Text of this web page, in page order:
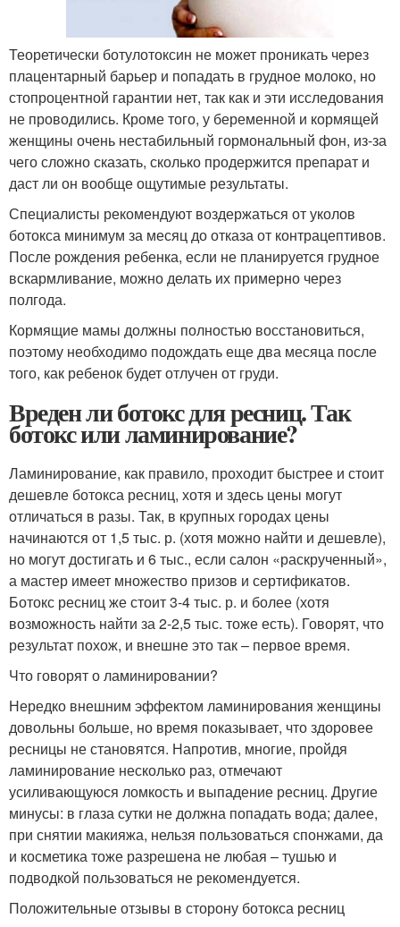
Теоретически ботулотоксин не может проникать через
плацентарный барьер и попадать в грудное молоко, но
стопроцентной гарантии нет, так как и эти исследования
не проводились. Кроме того, у беременной и кормящей
женщины очень нестабильный гормональный фон, из-за
чего сложно сказать, сколько продержится препарат и
даст ли он вообще ощутимые результаты.
Специалисты рекомендуют воздержаться от уколов
ботокса минимум за месяц до отказа от контрацептивов.
После рождения ребенка, если не планируется грудное
вскармливание, можно делать их примерно через
полгода.
Кормящие мамы должны полностью восстановиться,
поэтому необходимо подождать еще два месяца после
того, как ребенок будет отлучен от груди.
Вреден ли ботокс для ресниц. Так
ботокс или ламинирование?
Ламинирование, как правило, проходит быстрее и стоит
дешевле ботокса ресниц, хотя и здесь цены могут
отличаться в разы. Так, в крупных городах цены
начинаются от 1,5 тыс. р. (хотя можно найти и дешевле),
но могут достигать и 6 тыс., если салон «раскрученный»,
а мастер имеет множество призов и сертификатов.
Ботокс ресниц же стоит 3-4 тыс. р. и более (хотя
возможность найти за 2-2,5 тыс. тоже есть). Говорят, что
результат похож, и внешне это так – первое время.
Что говорят о ламинировании?
Нередко внешним эффектом ламинирования женщины
довольны больше, но время показывает, что здоровее
ресницы не становятся. Напротив, многие, пройдя
ламинирование несколько раз, отмечают
усиливающуюся ломкость и выпадение ресниц. Другие
минусы: в глаза сутки не должна попадать вода; далее,
при снятии макияжа, нельзя пользоваться спонжами, да
и косметика тоже разрешена не любая – тушью и
подводкой пользоваться не рекомендуется.
Положительные отзывы в сторону ботокса ресниц